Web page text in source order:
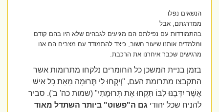
הנשאים נפלו
ממדרגתם, אבל
בהתמודדות עם נפילתם הם מגיעים לגבהים שלא היו בהם קודם
ומלמדים אותנו שיעור חשוב, כיצד להתמודד עם מצבים הם אנו
מרגישים שכבר איחרנו את הרכבת.
בזמן בניית המשכן כל החומרים נלקחו מתרומות אשר
התקבצו מתרומת העם, "וְיִקְחוּ לִי תְּרוּמָה מֵאֵת כָּל אִישׁ
אֲשֶׁר יִדְּבֶנּוּ לִבּוֹ תִּקְחוּ אֶת תְּרוּמָתִי" (שמות כה' ב'). סביר
להניח שכל יהודיגם ה"פשוט" ביותר השתדל מאוד